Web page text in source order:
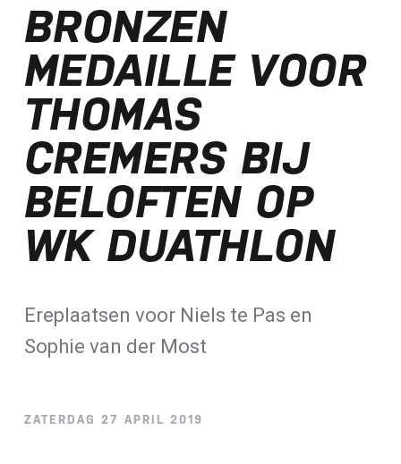
Selectie EK lange afstand Almere bekend
Kalenders T50 en T100 World Championship
Tour 2027 bekend
NTB ontvangt bijdrage van Nederlandse
Loterij​
ALLE NIEUWSBERICHTEN
BRONZEN
MEDAILLE VOOR
THOMAS
CREMERS BIJ
BELOFTEN OP
WK DUATHLON
Ereplaatsen voor Niels te Pas en
Sophie van der Most
ZATERDAG 27 APRIL 2019